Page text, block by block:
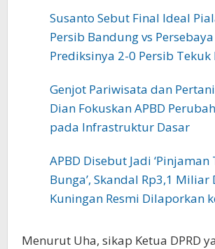
Susanto Sebut Final Ideal
Persib Bandung vs
Prediksinya 2-0 Persib Tekuk
Genjot Pariwisata dan
Dian Fokuskan APBD
pada Infrastruktur Dasar
APBD Disebut Jadi ‘Pinjaman
Bunga’, Skandal Rp3,1 Miliar
Kuningan Resmi Dilaporkan
Menurut Uha, sikap Ketua DPRD